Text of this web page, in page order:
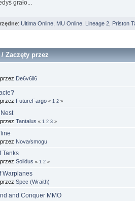
grało...
: Ultima Online MU Online Lineage 2 Priston
/Zaczęty przez
De6v6il6
FutureFargo « 1 2 »
Tantalus « 1 2 3 »
Nova/smogu
Tanks
Solidus « 1 2 »
Warplanes
Spec (Wraith)
and Conquer MMO